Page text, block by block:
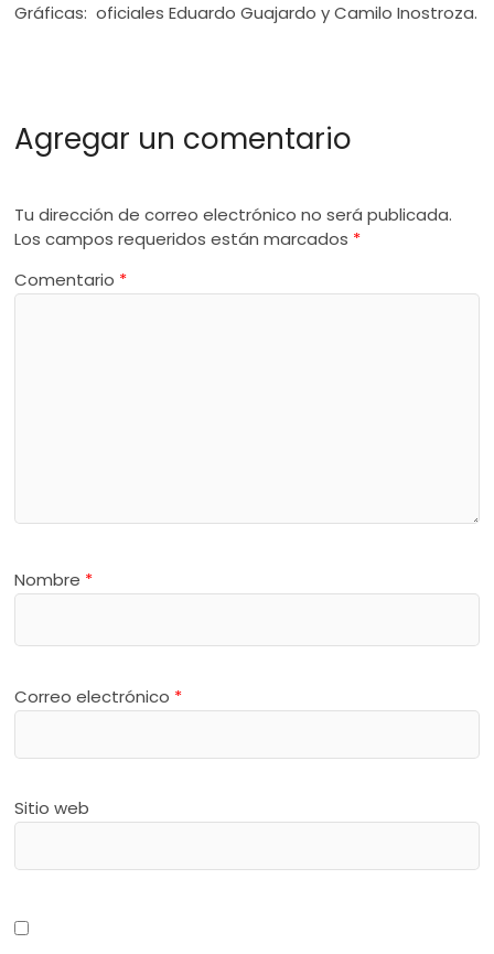
Gráficas: oficiales Eduardo Guajardo y Camilo Inostroza.
Agregar un comentario
Tu dirección de correo electrónico no será publicada.
Los campos requeridos están marcados *
Comentario *
Nombre *
Correo electrónico *
Sitio web